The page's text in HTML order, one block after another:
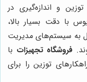
و اندازه‌گیری در
با دقت بسیار بالا،
به سیستم‌های مدیریت
فروشگاه تجهیزات با
توزین را برای